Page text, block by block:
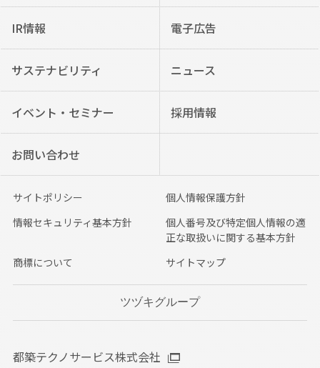
IR情報 電子広告
サステナビリティ ニュース
イベント・セミナー 採用情報
お問い合わせ
サイトポリシー
個人情報保護方針
情報セキュリティ基本方針
個人番号及び特定個人情報の適
正な取扱いに関する基本方針
商標について
サイトマップ
ツヅキグループ
都築テクノサービス株式会社